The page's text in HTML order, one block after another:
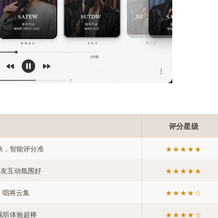
评分星级
，智能评分准 ★★★★★
互动氛围好 ★★★★★
唱将云集 ★★★★☆
听体验超棒 ★★★★☆